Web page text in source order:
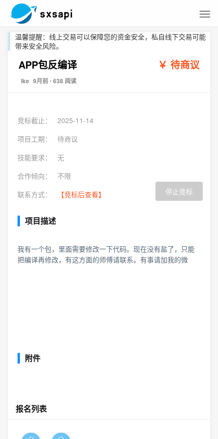
温馨提醒：线上交易可以保障您的资金安全，私自线下交易可能
带来安全风险。
APP包反编译 ￥ 待商议
lke 9月前 ⋅ 638 阅读
竞标截止：
2025-11-14
项目工期：
待商议
技能要求：
无
合作倾向：
不限
联系方式：
【竞标后查看】 停止竞标
项目描述
我有一个包，里面需要修改一下代码。现在没有盐了，只能
把编译再修改，有这方面的师傅请联系。有事请加我的微
附件
报名列表